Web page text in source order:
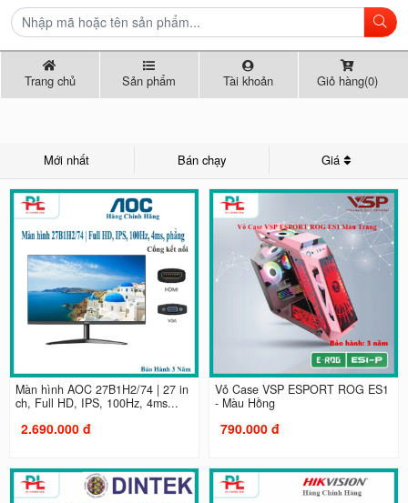
Trang chủ Sản phẩm Tài khoản Giỏ hàng(0)
Mới nhất Bán chạy Giá
Màn hình AOC 27B1H2/74 | 27 in
ch, Full HD, IPS, 100Hz, 4ms...
2.690.000 đ
Vỏ Case VSP ESPORT ROG ES1
- Màu Hồng
790.000 đ